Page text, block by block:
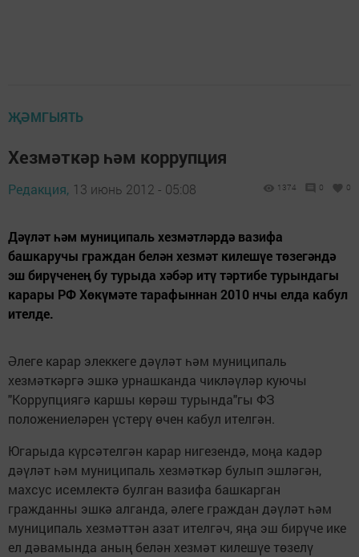
ҖӘМГЫЯТЬ
Хезмәткәр һәм коррупция
Редакция, 13 июнь 2012 - 05:08 1374 0 0
Дәүләт һәм муниципаль хезмәтләрдә вазифа
башкаручы граждан белән хезмәт килешүе төзегәндә
эш бирүченең бу турыда хәбәр итү тәртибе турындагы
карары РФ Хөкүмәте тарафыннан 2010 нчы елда кабул
ителде.
Әлеге карар элеккеге дәүләт һәм муниципаль
хезмәткәргә эшкә урнашканда чикләүләр куючы
"Коррупциягә кар­шы көрәш турында"гы ФЗ
положениеләрен үстерү өчен кабул ителгән.
Югарыда күрсәтелгән ка­рар нигезендә, моңа кадәр
дәүләт һәм муниципаль хезмәткәр булып эшләгән,
махсус исемлектә булган ва­зифа башкарган
гражданны эшкә алганда, әлеге граж­дан дәүләт һәм
муниципаль хезмәттән азат ителгәч, яңа эш бирүче ике
ел дәвамында аның белән хезмәт килешүе төзелү